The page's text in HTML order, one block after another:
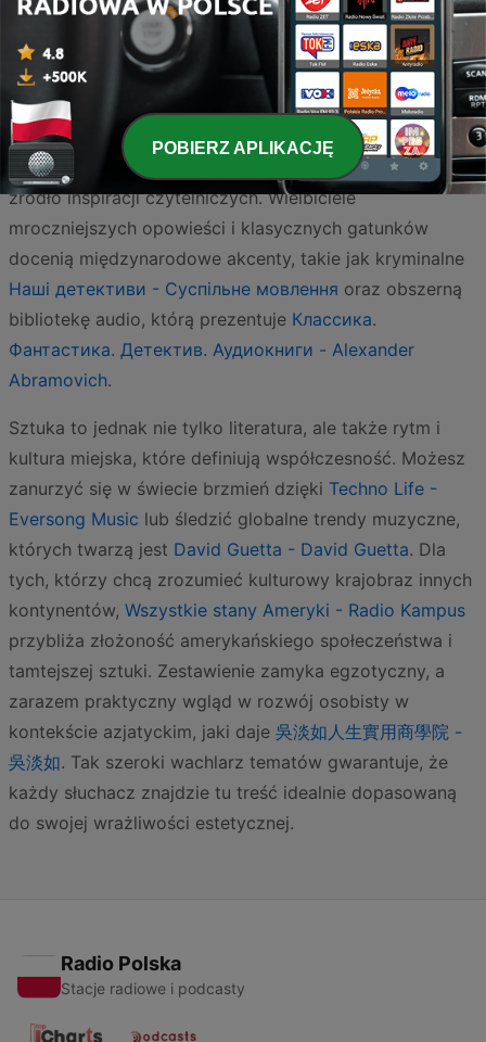
Przeboje literatury polskiej | Radio Katowice - Radio
Katowice S.A. to doskonały sposób na powrót do
najważniejszych dzieł naszych rodzimych twórców w
przystępnej formie. Z kolei dla osób poszukujących
aktualnych recenzji i literackich nowinek,
Na miły book -
podcast literacki - namilybook.pl
stanowi niezastąpione
źródło inspiracji czytelniczych. Wielbiciele
mroczniejszych opowieści i klasycznych gatunków
docenią międzynarodowe akcenty, takie jak kryminalne
Наші детективи - Суспільне мовлення oraz obszerną
bibliotekę audio, którą prezentuje Классика.
Фантастика. Детектив. Аудиокниги - Alexander
Abramovich.
Sztuka to jednak nie tylko literatura, ale także rytm i
kultura miejska, które definiują współczesność. Możesz
zanurzyć się w świecie brzmień dzięki Techno Life -
Eversong Music lub śledzić globalne trendy muzyczne,
których twarzą jest David Guetta - David Guetta. Dla
tych, którzy chcą zrozumieć kulturowy krajobraz innych
kontynentów, Wszystkie stany Ameryki - Radio Kampus
przybliża złożoność amerykańskiego społeczeństwa i
tamtejszej sztuki. Zestawienie zamyka egzotyczny, a
zarazem praktyczny wgląd w rozwój osobisty w
kontekście azjatyckim, jaki daje 吳淡如人生實用商學院 -
吳淡如. Tak szeroki wachlarz tematów gwarantuje, że
każdy słuchacz znajdzie tu treść idealnie dopasowaną
do swojej wrażliwości estetycznej.
Radio Polska
Stacje radiowe i podcasty
POBIERZ APLIKACJĘ